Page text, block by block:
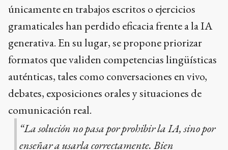
únicamente en trabajos escritos o ejercicios
gramaticales han perdido eficacia frente a la IA
generativa. En su lugar, se propone priorizar
formatos que validen competencias lingüísticas
auténticas, tales como conversaciones en vivo,
debates, exposiciones orales y situaciones de
comunicación real.
“La solución no pasa por prohibir la IA, sino por
enseñar a usarla correctamente. Bien